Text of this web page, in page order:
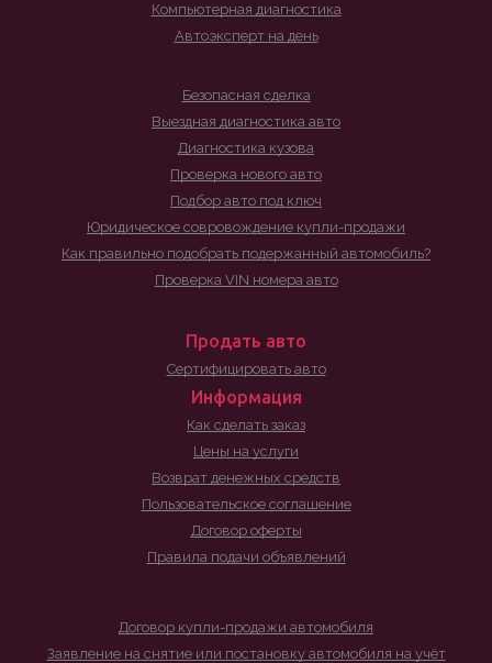
Компьютерная диагностика
Автоэксперт на день
Безопасная сделка
Выездная диагностика авто
Диагностика кузова
Проверка нового авто
Подбор авто под ключ
Юридическое совровождение купли-продажи
Как правильно подобрать подержанный автомобиль?
Проверка VIN номера авто
Продать авто
Сертифицировать авто
Информация
Как сделать заказ
Цены на услуги
Возврат денежных средств
Пользовательское соглашение
Договор оферты
Правила подачи объявлений
Договор купли-продажи автомобиля
Заявление на снятие или постановку автомобиля на учёт